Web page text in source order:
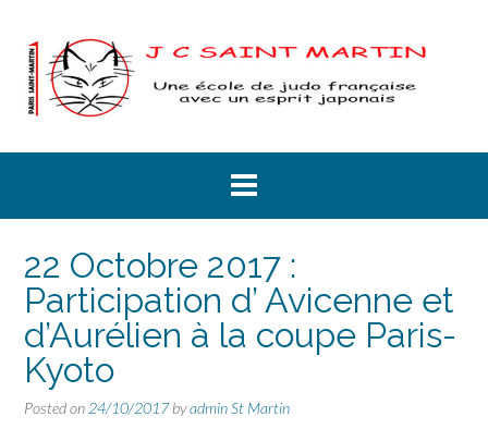
content
22 Octobre 2017 :
Participation d’ Avicenne et
d’Aurélien à la coupe Paris-
Kyoto
Posted on 24/10/2017byadmin St Martin